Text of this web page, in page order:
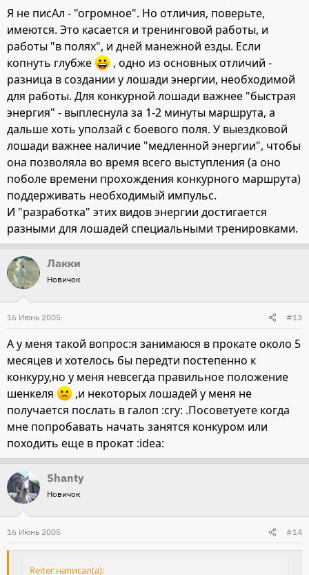
прыгает. И прыгает больше, чем другие. В дни,
спциально отведенные для этого.
Я не писАл - "огромное". Но отличия, поверьте,
имеются. Это касается и тренинговой работы, и
работы "в полях", и дней манежной езды. Если
копнуть глубже
, одно из основных отличий -
разница в создании у лошади энергии, необходимой
для работы. Для конкурной лошади важнее "быстрая
энергия" - выплеснула за 1-2 минуты маршрута, а
дальше хоть уползай с боевого поля. У выездковой
лошади важнее наличие "медленной энергии", чтобы
она позволяла во время всего выступления (а оно
поболе времени прохождения конкурного маршрута)
поддерживать необходимый импульс.
И "разработка" этих видов энергии достигается
разными для лошадей специальными тренировками.
Лакки
Новичок
16 Июнь 2005 #13
А у меня такой вопрос:я занимаюся в прокате около 5
месяцев и хотелось бы передти постепенно к
конкуру,но у меня невсегда правильное положение
шенкеля
,и некоторых лошадей у меня не
получается послать в галоп :cry: .Посоветуете когда
мне попробавать начать занятся конкуром или
походить еще в прокат :idea:
Shanty
Новичок
16 Июнь 2005 #14
Reiter написал(а):